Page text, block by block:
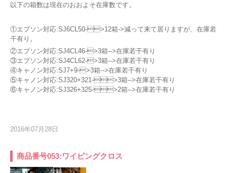
以下の箱数は現在のおおよそ在庫数です。
①エプソン対応:SJ6CL50->12箱->減って来て居りますが、在庫若
干有り。
②エプソン対応:SJ4CL46->3箱-->在庫若干有り
③エプソン対応:SJ4CL62->3箱-->在庫若干有り
④キャノン対応:SJ7+9->3箱-->在庫若干有り
⑤キャノン対応:SJ320+321->3箱-->在庫若干有り
⑥キャノン対応:SJ326+325->2箱-->在庫若干有り
2016年07月28日
商品番号053:ワイピングクロス